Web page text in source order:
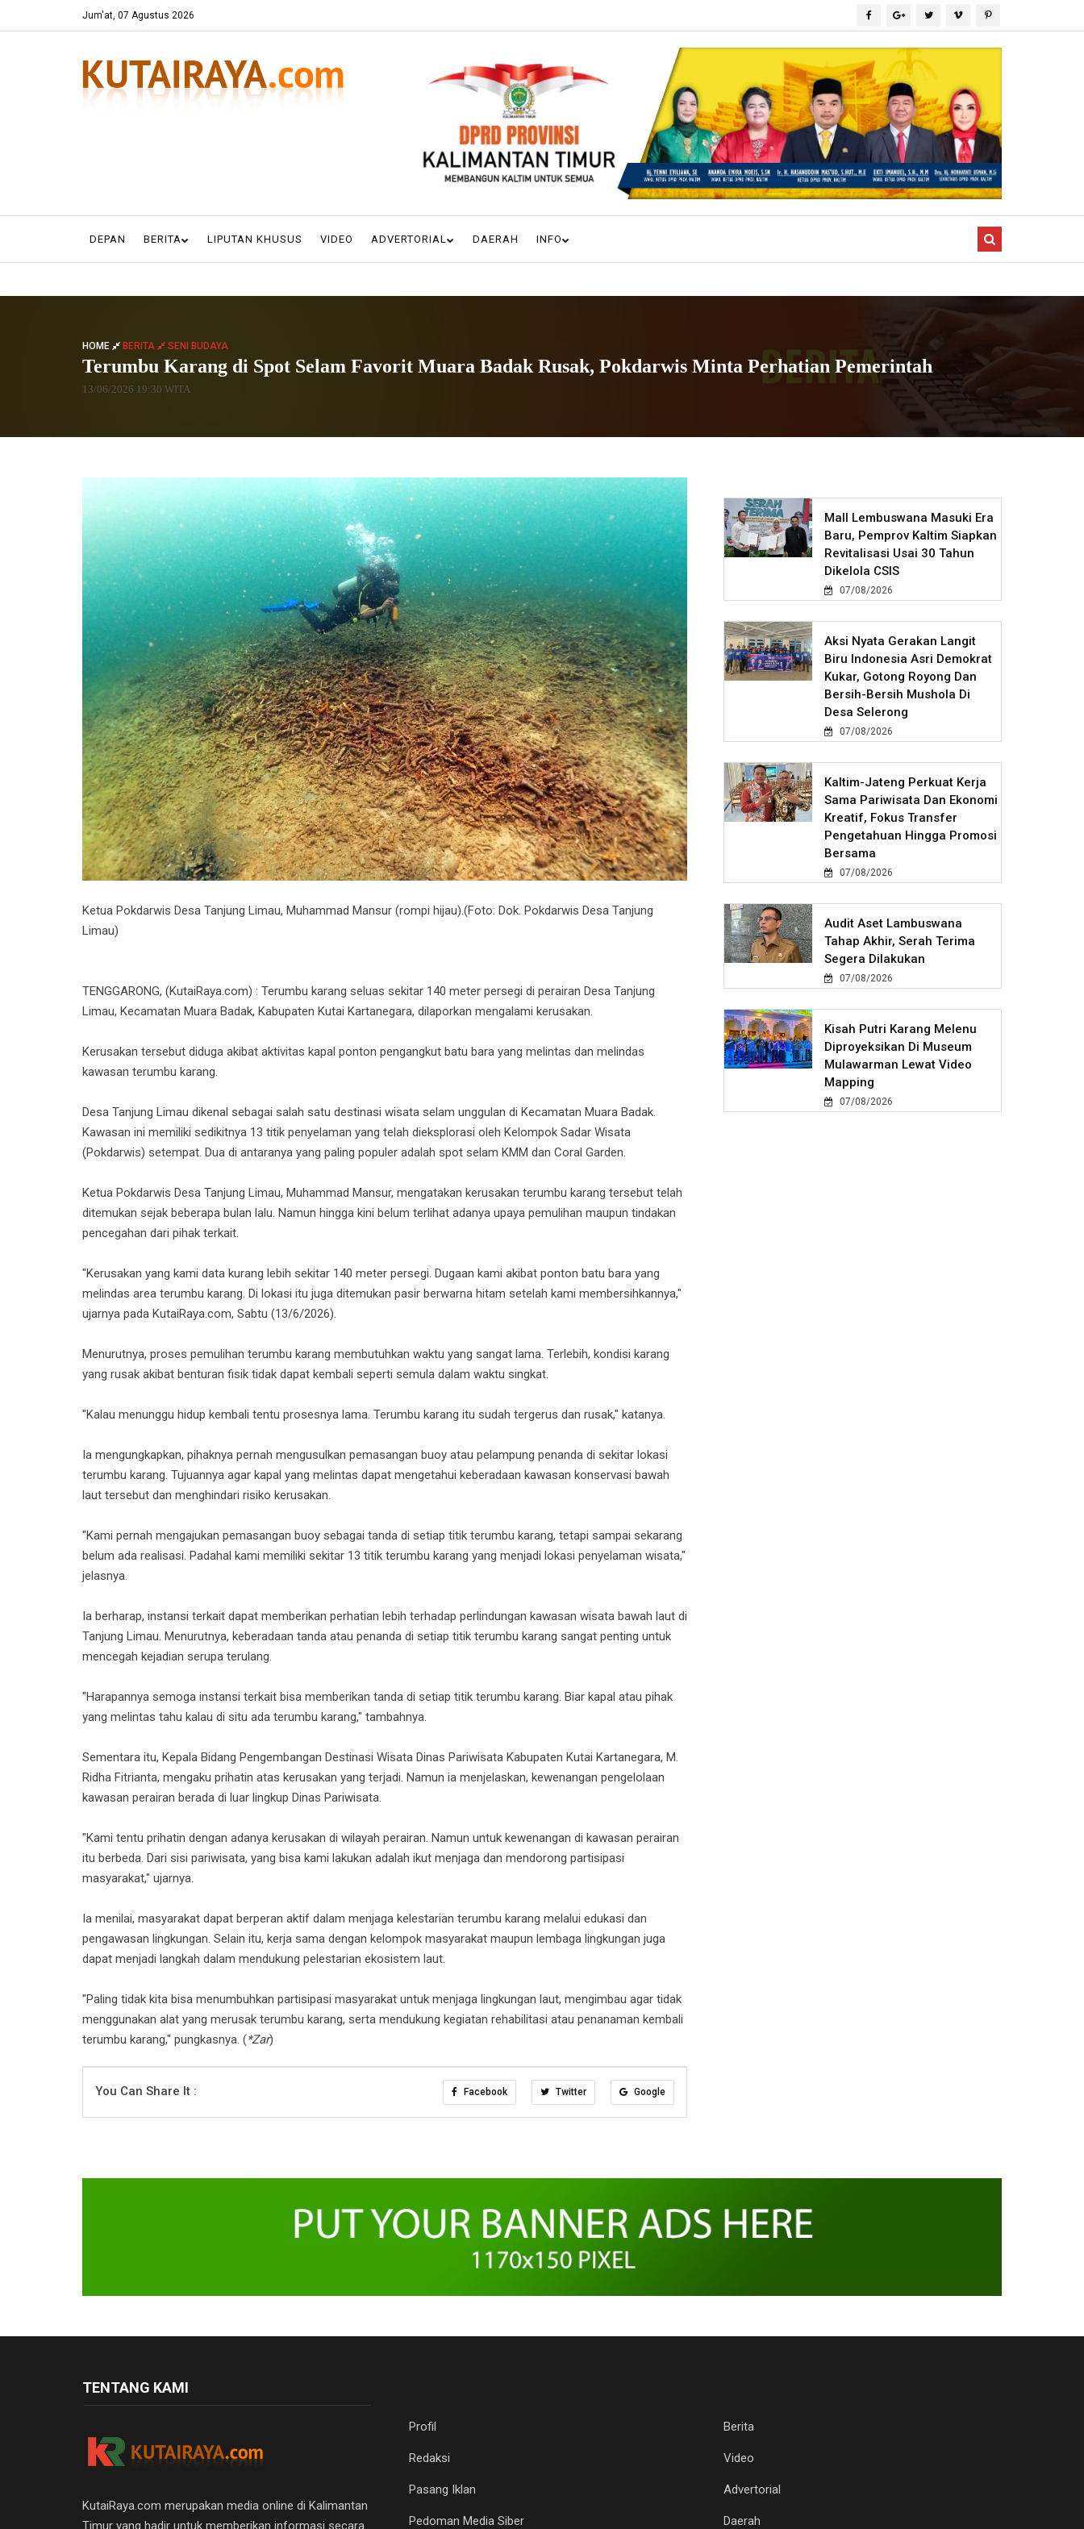
Jum'at, 07 Agustus 2026
DEPAN BERITA LIPUTAN KHUSUS VIDEO ADVERTORIAL DAERAH INFO
HOME BERITA SENI BUDAYA
Terumbu Karang di Spot Selam Favorit Muara Badak Rusak, Pokdarwis Minta Perhatian Pemerintah
13/06/2026 19:30 WITA
Ketua Pokdarwis Desa Tanjung Limau, Muhammad Mansur (rompi hijau).(Foto: Dok. Pokdarwis Desa Tanjung
Limau)
TENGGARONG, (KutaiRaya.com) : Terumbu karang seluas sekitar 140 meter persegi di perairan Desa Tanjung
Limau, Kecamatan Muara Badak, Kabupaten Kutai Kartanegara, dilaporkan mengalami kerusakan.
Kerusakan tersebut diduga akibat aktivitas kapal ponton pengangkut batu bara yang melintas dan melindas
kawasan terumbu karang.
Desa Tanjung Limau dikenal sebagai salah satu destinasi wisata selam unggulan di Kecamatan Muara Badak.
Kawasan ini memiliki sedikitnya 13 titik penyelaman yang telah dieksplorasi oleh Kelompok Sadar Wisata
(Pokdarwis) setempat. Dua di antaranya yang paling populer adalah spot selam KMM dan Coral Garden.
Ketua Pokdarwis Desa Tanjung Limau, Muhammad Mansur, mengatakan kerusakan terumbu karang tersebut telah
ditemukan sejak beberapa bulan lalu. Namun hingga kini belum terlihat adanya upaya pemulihan maupun tindakan
pencegahan dari pihak terkait.
"Kerusakan yang kami data kurang lebih sekitar 140 meter persegi. Dugaan kami akibat ponton batu bara yang
melindas area terumbu karang. Di lokasi itu juga ditemukan pasir berwarna hitam setelah kami membersihkannya,"
ujarnya pada KutaiRaya.com, Sabtu (13/6/2026).
Menurutnya, proses pemulihan terumbu karang membutuhkan waktu yang sangat lama. Terlebih, kondisi karang
yang rusak akibat benturan fisik tidak dapat kembali seperti semula dalam waktu singkat.
"Kalau menunggu hidup kembali tentu prosesnya lama. Terumbu karang itu sudah tergerus dan rusak," katanya.
Ia mengungkapkan, pihaknya pernah mengusulkan pemasangan buoy atau pelampung penanda di sekitar lokasi
terumbu karang. Tujuannya agar kapal yang melintas dapat mengetahui keberadaan kawasan konservasi bawah
laut tersebut dan menghindari risiko kerusakan.
"Kami pernah mengajukan pemasangan buoy sebagai tanda di setiap titik terumbu karang, tetapi sampai sekarang
belum ada realisasi. Padahal kami memiliki sekitar 13 titik terumbu karang yang menjadi lokasi penyelaman wisata,"
jelasnya.
Ia berharap, instansi terkait dapat memberikan perhatian lebih terhadap perlindungan kawasan wisata bawah laut di
Tanjung Limau. Menurutnya, keberadaan tanda atau penanda di setiap titik terumbu karang sangat penting untuk
mencegah kejadian serupa terulang.
"Harapannya semoga instansi terkait bisa memberikan tanda di setiap titik terumbu karang. Biar kapal atau pihak
yang melintas tahu kalau di situ ada terumbu karang," tambahnya.
Sementara itu, Kepala Bidang Pengembangan Destinasi Wisata Dinas Pariwisata Kabupaten Kutai Kartanegara, M.
Ridha Fitrianta, mengaku prihatin atas kerusakan yang terjadi. Namun ia menjelaskan, kewenangan pengelolaan
kawasan perairan berada di luar lingkup Dinas Pariwisata.
"Kami tentu prihatin dengan adanya kerusakan di wilayah perairan. Namun untuk kewenangan di kawasan perairan
itu berbeda. Dari sisi pariwisata, yang bisa kami lakukan adalah ikut menjaga dan mendorong partisipasi
masyarakat," ujarnya.
Ia menilai, masyarakat dapat berperan aktif dalam menjaga kelestarian terumbu karang melalui edukasi dan
pengawasan lingkungan. Selain itu, kerja sama dengan kelompok masyarakat maupun lembaga lingkungan juga
dapat menjadi langkah dalam mendukung pelestarian ekosistem laut.
"Paling tidak kita bisa menumbuhkan partisipasi masyarakat untuk menjaga lingkungan laut, mengimbau agar tidak
menggunakan alat yang merusak terumbu karang, serta mendukung kegiatan rehabilitasi atau penanaman kembali
terumbu karang," pungkasnya. (*Zar)
You Can Share It : Facebook Twitter Google
Mall Lembuswana Masuki Era
Baru, Pemprov Kaltim Siapkan
Revitalisasi Usai 30 Tahun
Dikelola CSIS
07/08/2026
Aksi Nyata Gerakan Langit
Biru Indonesia Asri Demokrat
Kukar, Gotong Royong Dan
Bersih-Bersih Mushola Di
Desa Selerong
07/08/2026
Kaltim-Jateng Perkuat Kerja
Sama Pariwisata Dan Ekonomi
Kreatif, Fokus Transfer
Pengetahuan Hingga Promosi
Bersama
07/08/2026
Audit Aset Lambuswana
Tahap Akhir, Serah Terima
Segera Dilakukan
07/08/2026
Kisah Putri Karang Melenu
Diproyeksikan Di Museum
Mulawarman Lewat Video
Mapping
07/08/2026
TENTANG KAMI
KutaiRaya.com merupakan media online di Kalimantan
Timur yang hadir untuk memberikan informasi secara
Profil
Redaksi
Pasang Iklan
Pedoman Media Siber
Berita
Video
Advertorial
Daerah